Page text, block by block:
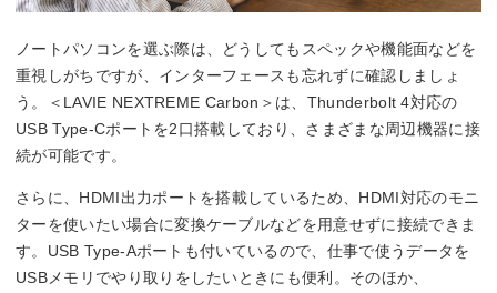
ノートパソコンを選ぶ際は、どうしてもスペックや機能面などを
重視しがちですが、インターフェースも忘れずに確認しましょ
う。＜LAVIE NEXTREME Carbon＞は、Thunderbolt 4対応の
USB Type-Cポートを2口搭載しており、さまざまな周辺機器に接
続が可能です。
さらに、HDMI出力ポートを搭載しているため、HDMI対応のモニ
ターを使いたい場合に変換ケーブルなどを用意せずに接続できま
す。USB Type-Aポートも付いているので、仕事で使うデータを
USBメモリでやり取りをしたいときにも便利。そのほか、